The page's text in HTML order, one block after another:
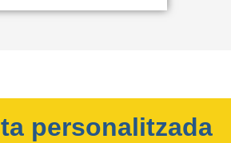
personalitzada